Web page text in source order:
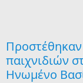
Προστέθηκαν
παιχνιδιών
Ηνωμένο